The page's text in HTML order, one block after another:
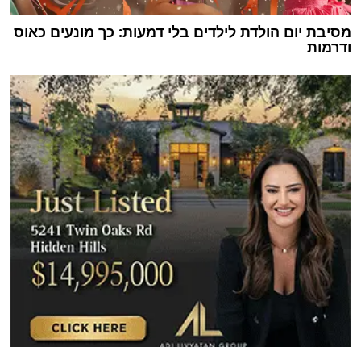
מסיבת יום הולדת לילדים בלי דמעות: כך מונעים כאוס
ודרמות